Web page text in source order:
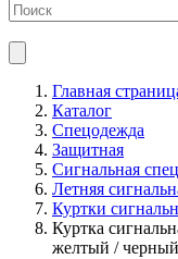
Главная
Каталог
Спецодежда
Защитная
Сигнальная
Летняя
Куртки
Куртка
желтый /